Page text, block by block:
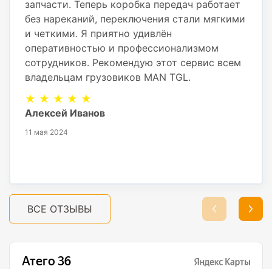
запчасти. Теперь коробка передач работает
без нареканий, переключения стали мягкими
и четкими. Я приятно удивлён
оперативностью и профессионализмом
сотрудников. Рекомендую этот сервис всем
владельцам грузовиков MAN TGL.
★ ★ ★ ★ ★
Алексей Иванов
11 мая 2024
ВСЕ ОТЗЫВЫ